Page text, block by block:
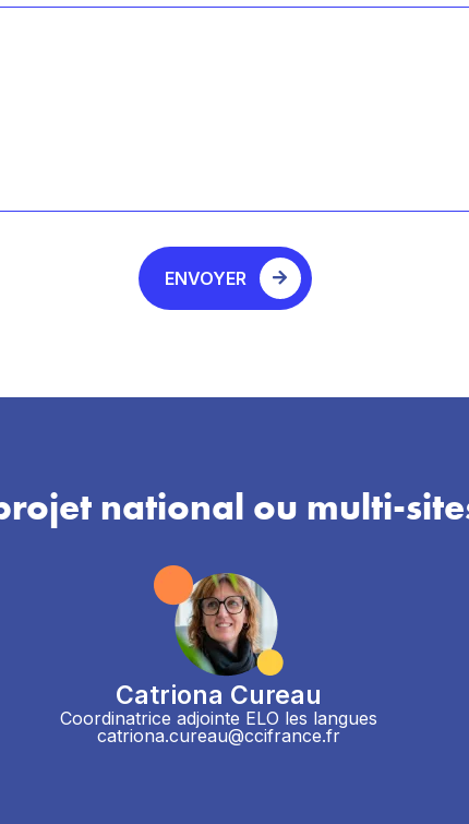
ENVOYER
national ou multi-
Catriona Cureau
Coordinatrice adjointe ELO les langues
catriona.cureau@ccifrance.fr